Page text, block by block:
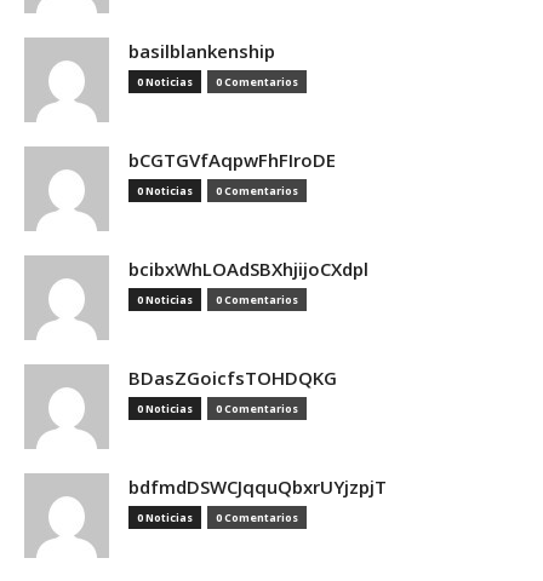
basilblankenship
0 Noticias 0 Comentarios
bCGTGVfAqpwFhFIroDE
0 Noticias 0 Comentarios
bcibxWhLOAdSBXhjijoCXdpl
0 Noticias 0 Comentarios
BDasZGoicfsTOHDQKG
0 Noticias 0 Comentarios
bdfmdDSWCJqquQbxrUYjzpjT
0 Noticias 0 Comentarios